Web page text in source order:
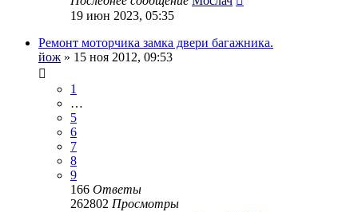
19 июн 2023, 05:35
Ремонт моторчика замка двери багажника.
йож » 15 ноя 2012, 09:53
1
…
5
6
7
8
9
166 Ответы
262802 Просмотры